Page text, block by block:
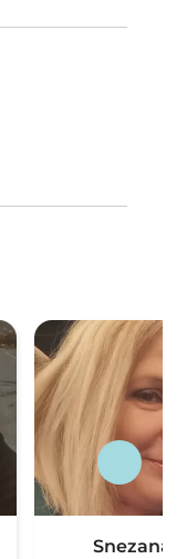
Snezana